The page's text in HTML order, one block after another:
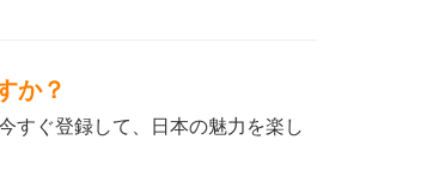
か？
すぐ登録して、日本の魅力を楽し